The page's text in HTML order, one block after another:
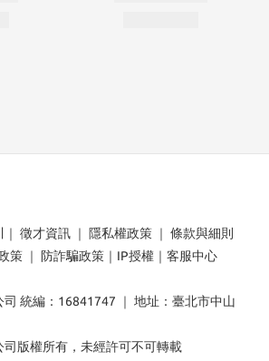
｜ 徵才資訊 ｜ 隱私權政策 ｜ 條款與細則
策 ｜ 防詐騙政策 ｜ IP授權 ｜ 客服中心
統編：16841747 ｜ 地址：臺北市中山
司版權所有，未經許可不可轉載